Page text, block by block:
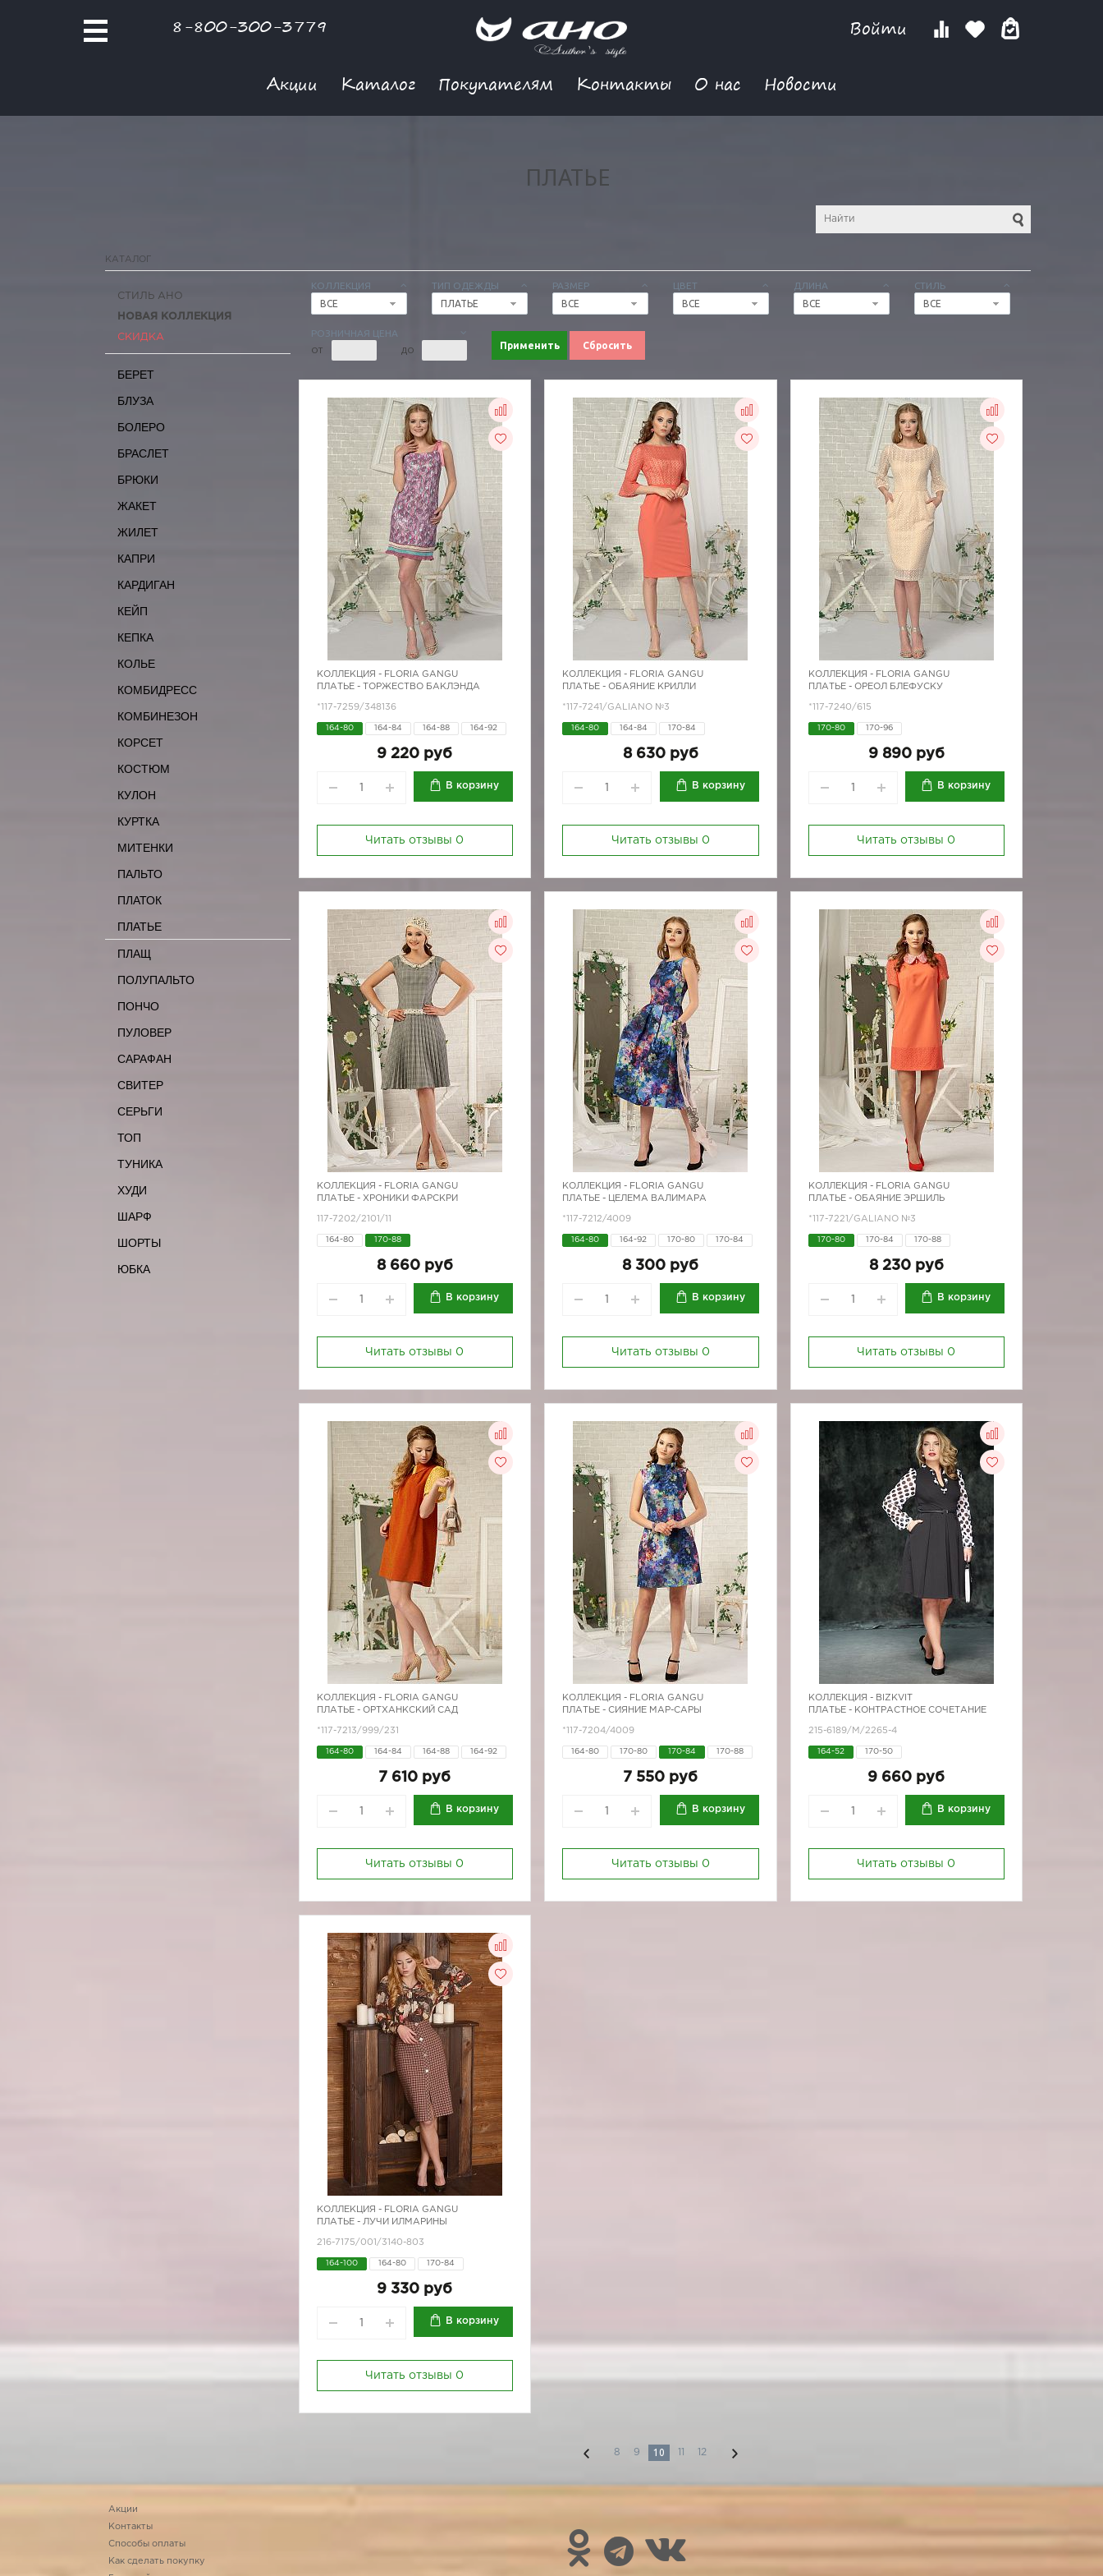
8-800-300-3779 Войти
Акции Каталог Покупателям Контакты О нас Новости
ПЛАТЬЕ
КАТАЛОГ
КОЛЛЕКЦИЯ
ВСЕ
ТИП ОДЕЖДЫ
ПЛАТЬЕ
РАЗМЕР
ВСЕ
ЦВЕТ
ВСЕ
ДЛИНА
ВСЕ
СТИЛЬ
ВСЕ
РОЗНИЧНАЯ ЦЕНА
ОТ ДО Применить Сбросить
СТИЛЬ АНО
НОВАЯ КОЛЛЕКЦИЯ
СКИДКА
БЕРЕТ
БЛУЗА
БОЛЕРО
БРАСЛЕТ
БРЮКИ
ЖАКЕТ
ЖИЛЕТ
КАПРИ
КАРДИГАН
КЕЙП
КЕПКА
КОЛЬЕ
КОМБИДРЕСС
КОМБИНЕЗОН
КОРСЕТ
КОСТЮМ
КУЛОН
КУРТКА
МИТЕНКИ
ПАЛЬТО
ПЛАТОК
ПЛАТЬЕ
ПЛАЩ
ПОЛУПАЛЬТО
ПОНЧО
ПУЛОВЕР
САРАФАН
СВИТЕР
СЕРЬГИ
ТОП
ТУНИКА
ХУДИ
ШАРФ
ШОРТЫ
ЮБКА
КОЛЛЕКЦИЯ - FLORIA GANGU
ПЛАТЬЕ - ТОРЖЕСТВО БАКЛЭНДА
*117-7259/348136
164-80 164-84 164-88 164-92
9 220 руб
В корзину
Читать отзывы 0
КОЛЛЕКЦИЯ - FLORIA GANGU
ПЛАТЬЕ - ОБАЯНИЕ КРИЛЛИ
*117-7241/GALIANO №3
164-80 164-84 170-84
8 630 руб
В корзину
Читать отзывы 0
КОЛЛЕКЦИЯ - FLORIA GANGU
ПЛАТЬЕ - ОРЕОЛ БЛЕФУСКУ
*117-7240/615
170-80 170-96
9 890 руб
В корзину
Читать отзывы 0
КОЛЛЕКЦИЯ - FLORIA GANGU
ПЛАТЬЕ - ХРОНИКИ ФАРСКРИ
117-7202/2101/11
164-80 170-88
8 660 руб
В корзину
Читать отзывы 0
КОЛЛЕКЦИЯ - FLORIA GANGU
ПЛАТЬЕ - ЦЕЛЕМА ВАЛИМАРА
*117-7212/4009
164-80 164-92 170-80 170-84
8 300 руб
В корзину
Читать отзывы 0
КОЛЛЕКЦИЯ - FLORIA GANGU
ПЛАТЬЕ - ОБАЯНИЕ ЭРШИЛЬ
*117-7221/GALIANO №3
170-80 170-84 170-88
8 230 руб
В корзину
Читать отзывы 0
КОЛЛЕКЦИЯ - FLORIA GANGU
ПЛАТЬЕ - ОРТХАНКСКИЙ САД
*117-7213/999/231
164-80 164-84 164-88 164-92
170-96
7 610 руб
В корзину
Читать отзывы 0
КОЛЛЕКЦИЯ - FLORIA GANGU
ПЛАТЬЕ - СИЯНИЕ МАР-САРЫ
*117-7204/4009
164-80 170-80 170-84 170-88
7 550 руб
В корзину
Читать отзывы 0
КОЛЛЕКЦИЯ - BIZKVIT
ПЛАТЬЕ - КОНТРАСТНОЕ СОЧЕТАНИЕ
215-6189/М/2265-4
164-52 170-50
9 660 руб
В корзину
Читать отзывы 0
КОЛЛЕКЦИЯ - FLORIA GANGU
ПЛАТЬЕ - ЛУЧИ ИЛМАРИНЫ
216-7175/001/3140-803
164-100 164-80 170-84
9 330 руб
В корзину
Читать отзывы 0
8 9 10 12
Акции
Контакты
Способы оплаты
Как сделать покупку